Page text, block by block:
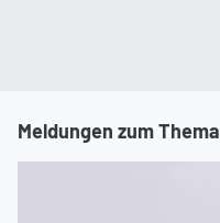
Meldungen zum Thema